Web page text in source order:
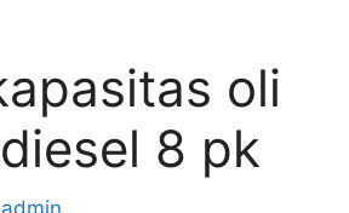
oli
8 pk
admin